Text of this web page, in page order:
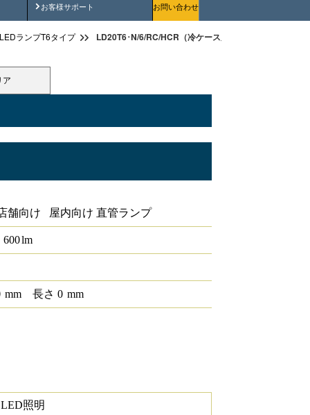
お客様サポート
安全にご使用いただくためにお問い合わせ
ランプT6タイプ LD20T6･N/6/RC/HCR（冷ケース用照明T6 高演色）
ア
舗向け 屋内向け 直管ランプ
600lm
mm 長さ0 mm
照明